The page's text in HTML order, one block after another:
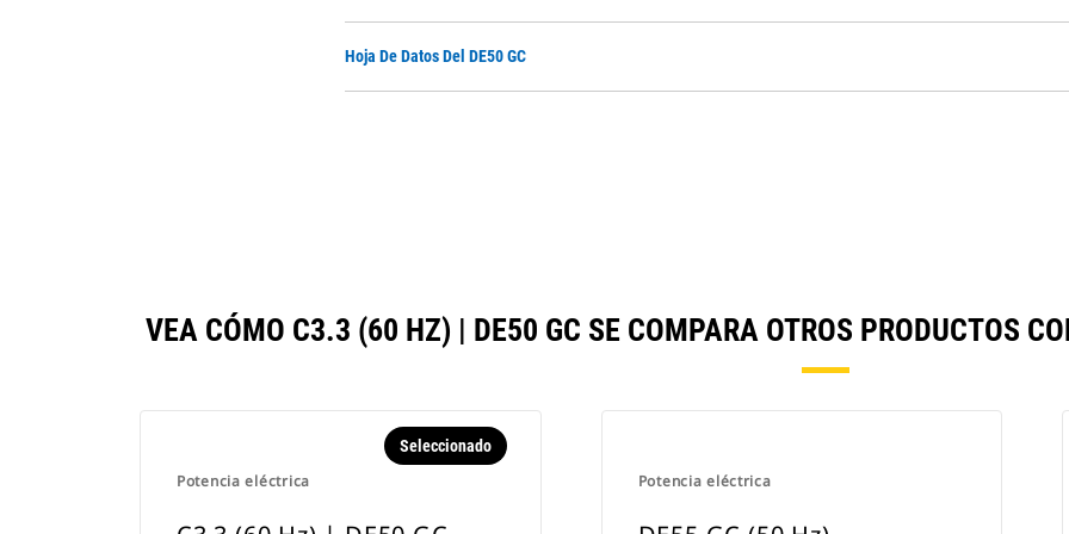
Hoja De Datos Del DE50 GC
VEA CÓMO C3.3 (60 HZ) | DE50 GC SE COMPARA OTROS PRODUCTOS
Potencia eléctrica
Seleccionado
Potencia eléctrica